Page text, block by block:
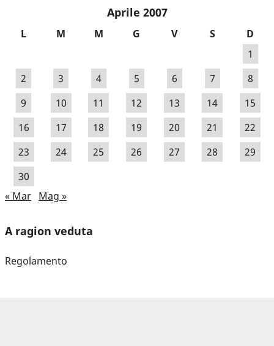
Aprile 2007
L M M G V S
D
1
2
3 4 5 6 7
8
9
10 11 12 13 14
15
16
17 18 19 20 21
22
23
24 25 26 27 28
29
30
« Mar Mag »
A ragion veduta
Regolamento